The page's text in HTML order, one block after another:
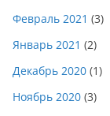
Февраль 2021 (3)
Январь 2021 (2)
Декабрь 2020 (1)
Ноябрь 2020 (3)